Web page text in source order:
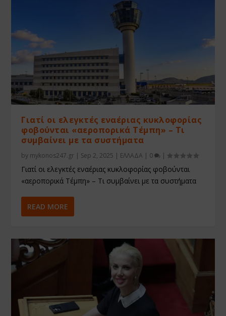
Γιατί οι ελεγκτές εναέριας κυκλοφορίας
φοβούνται «αεροπορικά Τέμπη» – Τι
συμβαίνει με τα συστήματα
by mykonos247.gr | Sep 2, 2025 | ΕΛΛΑΔΑ | 0 |
Γιατί οι ελεγκτές εναέριας κυκλοφορίας φοβούνται
«αεροπορικά Τέμπη» – Τι συμβαίνει με τα συστήματα
READ MORE